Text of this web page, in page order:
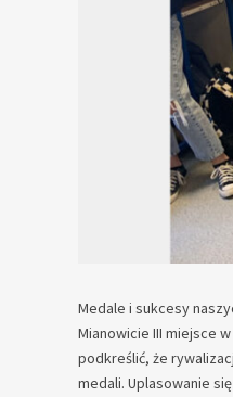
Medale i sukcesy
Mianowicie III miejsce
podkreślić, że
medali. Uplasowanie